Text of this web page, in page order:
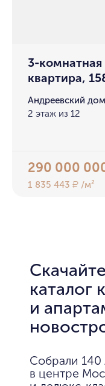
3-комнатная
квартира,
Андреевский дом
2 этаж из 12
290 000
1 835 443₽ /м²
каталог
и
Собрали 140
в центре